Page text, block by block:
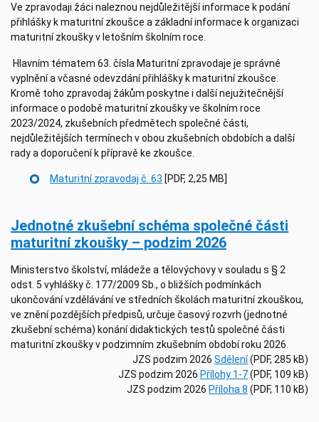
Ve zpravodaji žáci naleznou nejdůležitější informace k podání
přihlášky k maturitní zkoušce a základní informace k organizaci
maturitní zkoušky v letošním školním roce.
Hlavním tématem 63. čísla Maturitní zpravodaje je správné
vyplnění a včasné odevzdání přihlášky k maturitní zkoušce.
Kromě toho zpravodaj žákům poskytne i další nejužitečnější
informace o podobě maturitní zkoušky ve školním roce
2023/2024, zkušebních předmětech společné části,
nejdůležitějších termínech v obou zkušebních obdobích a další
rady a doporučení k přípravě ke zkoušce.
Maturitní zpravodaj č. 63 [PDF, 2,25 MB]
Jednotné zkušební schéma společné části
maturitní zkoušky – podzim 2026
Ministerstvo školství, mládeže a tělovýchovy v souladu s § 2
odst. 5 vyhlášky č. 177/2009 Sb., o bližších podmínkách
ukončování vzdělávání ve středních školách maturitní zkouškou,
ve znění pozdějších předpisů, určuje časový rozvrh (jednotné
zkušební schéma) konání didaktických testů společné části
maturitní zkoušky v podzimním zkušebním období roku 2026.
JZS podzim 2026 Sdělení(PDF, 285 kB)
JZS podzim 2026 Přílohy 1-7(PDF, 109 kB)
JZS podzim 2026 Příloha 8 (PDF, 110 kB)